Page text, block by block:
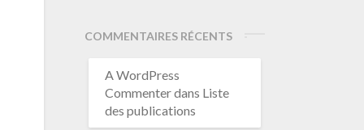
COMMENTAIRES RÉCENTS
A WordPress
Commenterdans Liste
des publications